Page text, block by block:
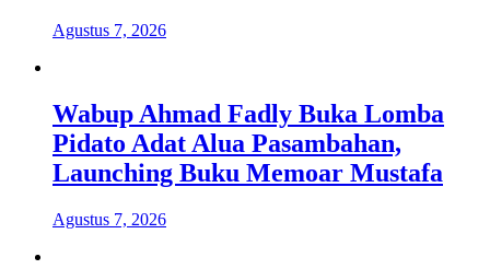
Agustus 7, 2026
Wabup Ahmad Fadly Buka Lomba
Pidato Adat Alua Pasambahan,
Launching Buku Memoar Mustafa
Agustus 7, 2026